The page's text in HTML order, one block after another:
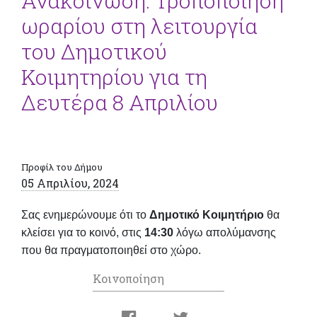
ωραρίου στη λειτουργία
του Δημοτικού
Κοιμητηρίου για τη
Δευτέρα 8 Απριλίου
Προφίλ του Δήμου
05 Απριλίου, 2024
Σας ενημερώνουμε ότι το Δημοτικό Κοιμητήριο θα
κλείσει για το κοινό, στις 14:30 λόγω απολύμανσης
που θα πραγματοποιηθεί στο χώρο.
Κοινοποίηση